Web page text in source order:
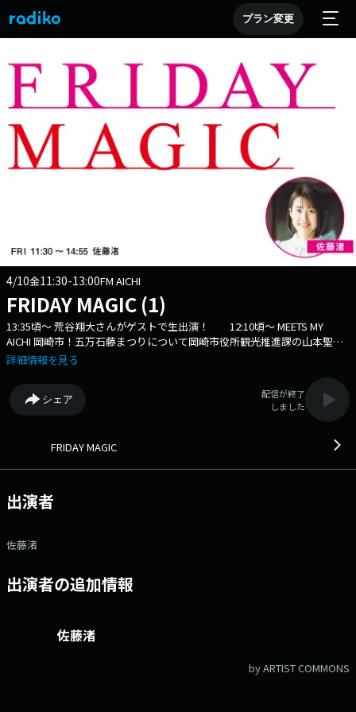
プラン変更
4/10金11:30-13:00FM AICHI
FRIDAY MAGIC (1)
13:35頃～ 荒谷翔大さんがゲストで生出演！ 12:10頃～ MEETS MY
AICHI 岡崎市！五万石藤まつりについて岡崎市役所観光推進課の山本聖悟
さんにお話を伺います。 ★コーナー★ ・13:00頃～「渚のレコス
ポ」。愛知はもちろん、岐阜・三重の話題スポットや隠れた名所まで、あ
なたの週末がちょっと楽しみになるスポット情報を、渚目線でセレクトし
てご紹介します。「どこ行こうかな？」と迷ったら、まずは“レコスポ”チ
パーソナリティは佐藤渚がお届けします。 番組X→ @fridaymagic807
は「#フラマ807」 Xアカウントは「@fridaymagic807」
詳細情報を見る
シェア
配信が終了
しました
FRIDAY MAGIC
出演者
佐藤渚
出演者の追加情報
佐藤渚
by ARTIST COMMONS